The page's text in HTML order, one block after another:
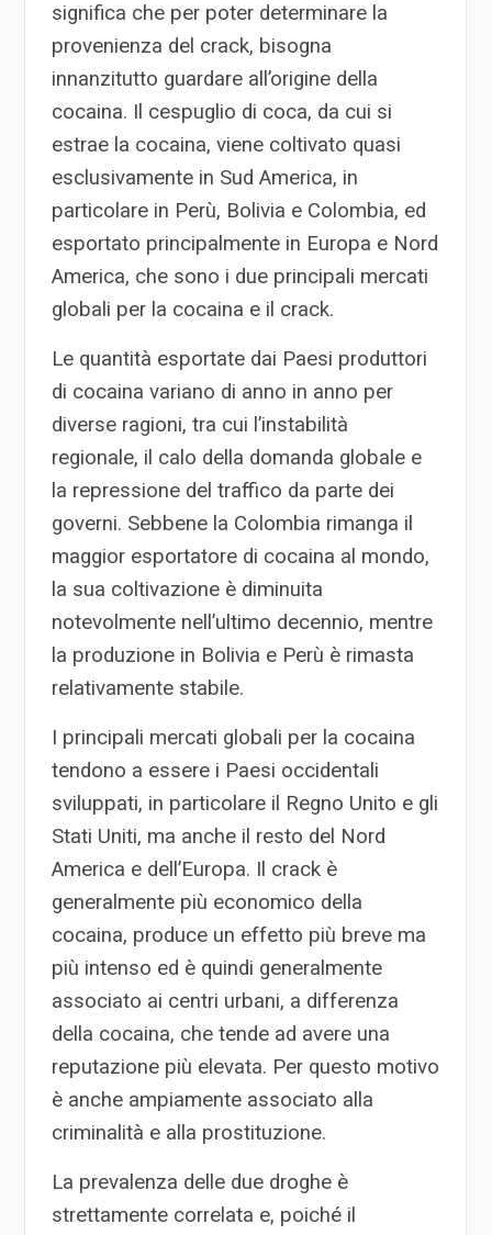
significa che per poter determinare la
provenienza del crack, bisogna
innanzitutto guardare all’origine della
cocaina. Il cespuglio di coca, da cui si
estrae la cocaina, viene coltivato quasi
esclusivamente in Sud America, in
particolare in Perù, Bolivia e Colombia, ed
esportato principalmente in Europa e Nord
America, che sono i due principali mercati
globali per la cocaina e il crack.
Le quantità esportate dai Paesi produttori
di cocaina variano di anno in anno per
diverse ragioni, tra cui l’instabilità
regionale, il calo della domanda globale e
la repressione del traffico da parte dei
governi. Sebbene la Colombia rimanga il
maggior esportatore di cocaina al mondo,
la sua coltivazione è diminuita
notevolmente nell’ultimo decennio, mentre
la produzione in Bolivia e Perù è rimasta
relativamente stabile.
I principali mercati globali per la cocaina
tendono a essere i Paesi occidentali
sviluppati, in particolare il Regno Unito e gli
Stati Uniti, ma anche il resto del Nord
America e dell’Europa. Il crack è
generalmente più economico della
cocaina, produce un effetto più breve ma
più intenso ed è quindi generalmente
associato ai centri urbani, a differenza
della cocaina, che tende ad avere una
reputazione più elevata. Per questo motivo
è anche ampiamente associato alla
criminalità e alla prostituzione.
La prevalenza delle due droghe è
strettamente correlata e, poiché il